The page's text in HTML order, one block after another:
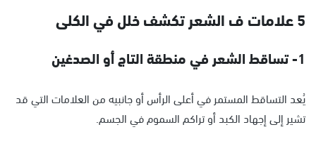
5 علامات ف الشعر تكشف خلل في الكلى
1- تساقط الشعر في منطقة التاج أو الصدغين
يُعد التساقط المستمر في أعلى الرأس أو جانبيه من العلامات التي قد
تشير إلى إجهاد الكبد أو تراكم السموم في الجسم.